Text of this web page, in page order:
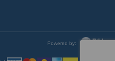
Powered by: